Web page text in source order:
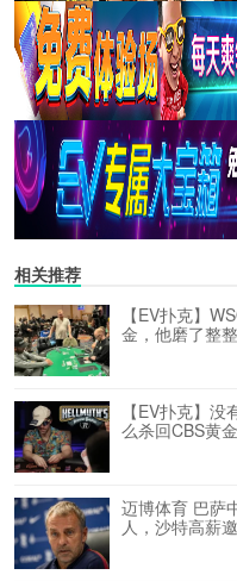
相关推荐
【EV扑克】
金，他磨了整
【EV扑克】
么杀回CBS黄
迈博体育 巴萨
人，沙特高薪